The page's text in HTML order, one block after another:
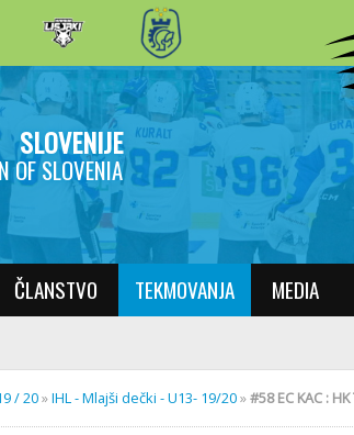
OF SLOVENIA
ČLANSTVO TEKMOVANJA MEDIA
/ 20»IHL - Mlajši dečki - U13- 19/20»#58 EC KAC :